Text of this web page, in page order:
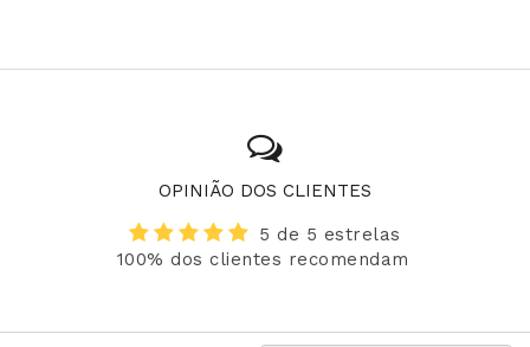
OPINIÃO DOS CLIENTES
5 de 5 estrelas
100% dos clientes recomendam